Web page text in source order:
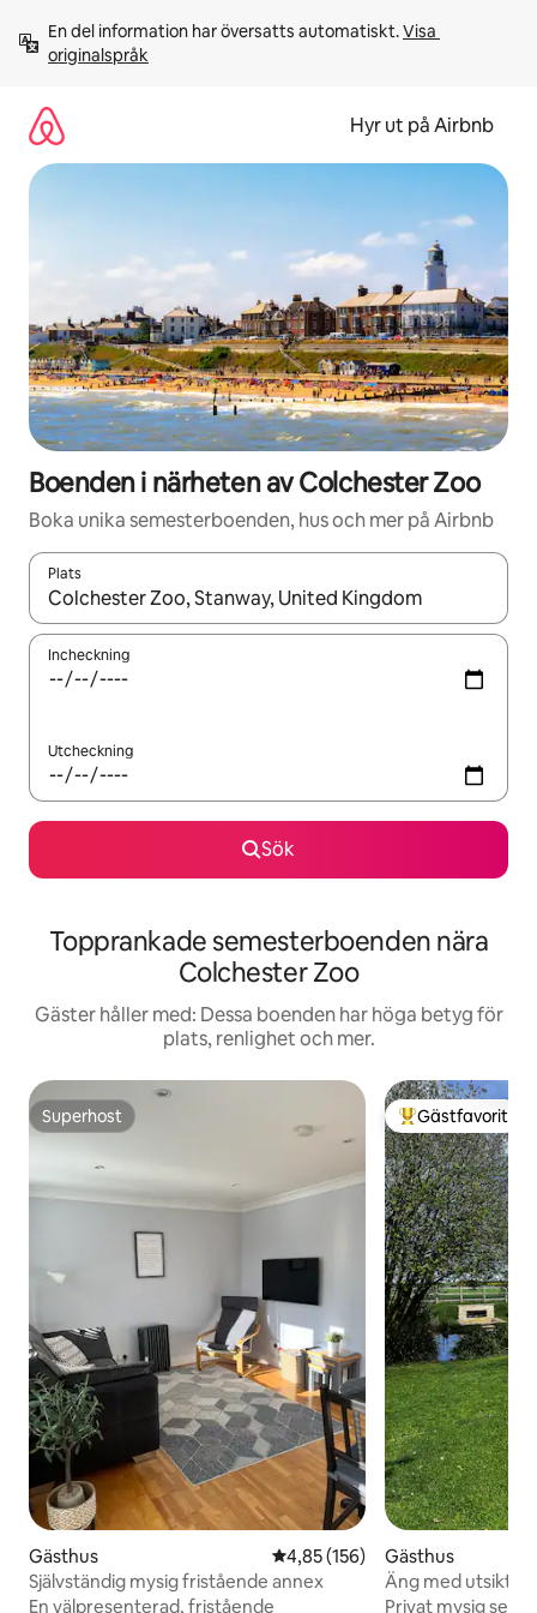
innehåll
En del information har översatts automatiskt. Visa
originalspråk
Hyr ut på Airbnb
Boenden i närheten av Colchester Zoo
Boka unika semesterboenden, hus och mer på Airbnb
Plats
När resultaten är tillgängliga kan du navigera med upp- och
Incheckning
Utcheckning
Sök
Topprankade semesterboenden nära
Colchester Zoo
Gäster håller med: Dessa boenden har höga betyg för
plats, renlighet och mer.
Superhost
Superhost
Gästhus 4,85 av 5 i genomsnittligt
4,85 (156)
Självständig mysig fristående annex
En välpresenterad, fristående
Populär
Gästfavorit
Gästhus
Äng med utsikt
landsbygd med
Privat mysig